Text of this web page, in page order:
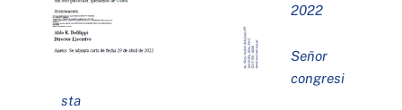
2022
Señor
congresi
sta